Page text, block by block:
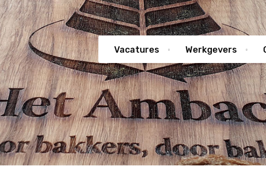
Vacatures Werkgevers